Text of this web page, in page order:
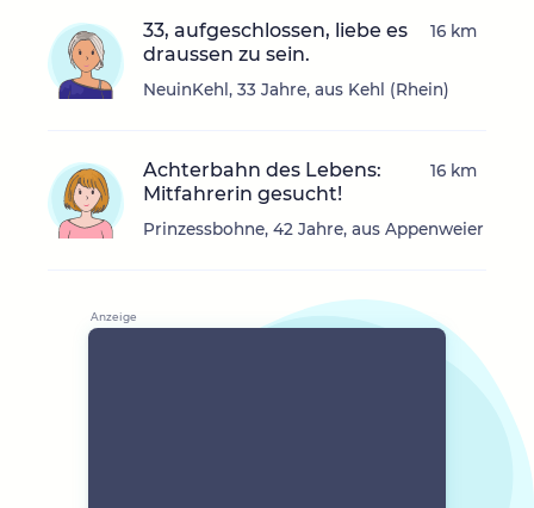
33, aufgeschlossen, liebe es
draussen zu sein.
NeuinKehl, 33 Jahre, aus Kehl (Rhein)
16 km
Achterbahn des Lebens:
Mitfahrerin gesucht!
Prinzessbohne, 42 Jahre, aus Appenweier
16 km